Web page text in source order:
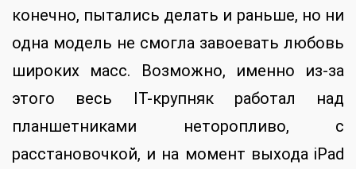
конечно, пытались делать и раньше, но ни
одна модель не смогла завоевать любовь
широких масс. Возможно, именно из-за
этого весь IT-крупняк работал над
планшетниками неторопливо, с
расстановочкой, и на момент выхода iPad